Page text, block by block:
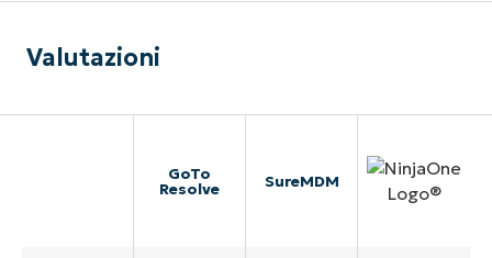
Valutazioni
GoTo
Resolve SureMDM